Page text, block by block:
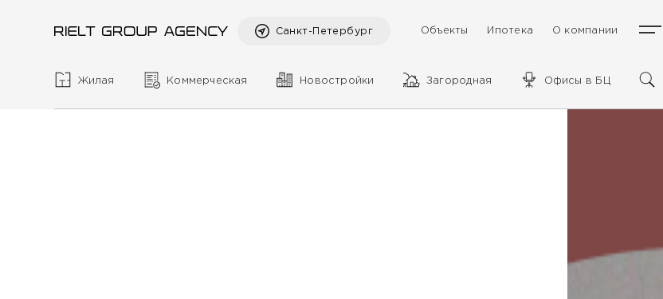
Санкт-Петербург Объекты Ипотека О компании
Жилая Коммерческая Новостройки Загородная Офисы в БЦ